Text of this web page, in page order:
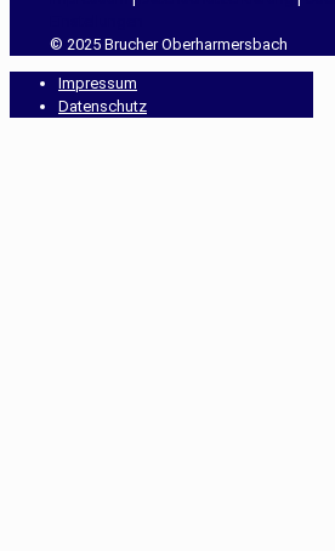
© 2025 Brucher Oberharmersbach
Impressum
Datenschutz